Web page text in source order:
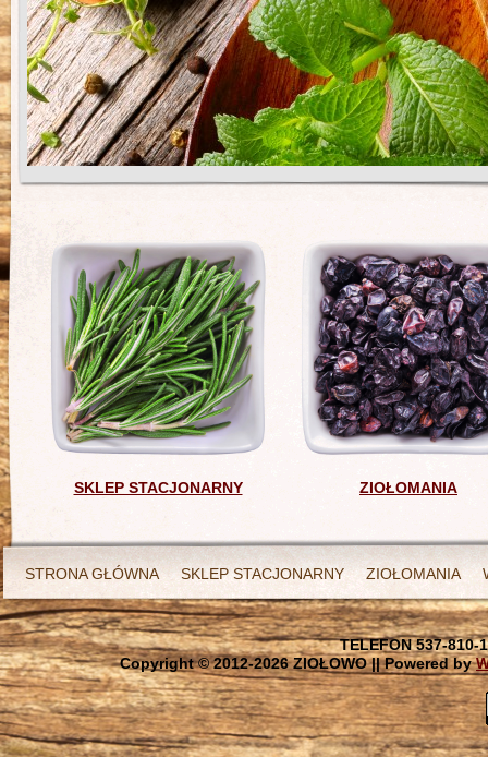
SKLEP STACJONARNY ZIOŁOMANIA
STRONA GŁÓWNA SKLEP STACJONARNY ZIOŁOMANIA
TELEFON 537-810-
Copyright © 2012-2026 ZIOŁOWO || Powered by